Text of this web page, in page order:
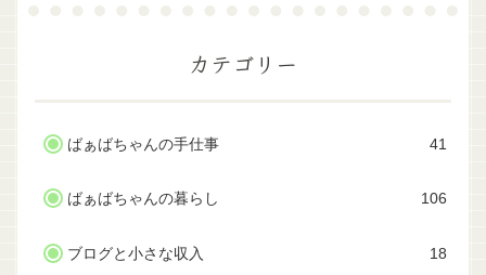
カテゴリー
ばぁばちゃんの手仕事 41
ばぁばちゃんの暮らし 106
ブログと小さな収入 18